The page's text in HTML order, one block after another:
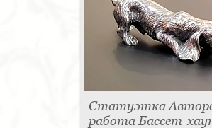
Статуэтка
работа Бассет-